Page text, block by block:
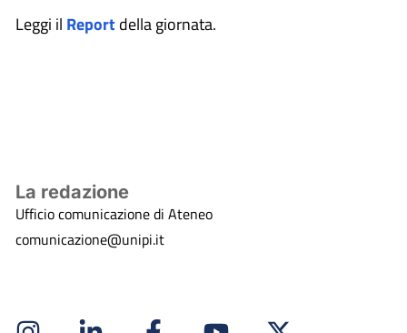
Leggi il Reportdella giornata.
La redazione
Ufficio comunicazione di Ateneo
comunicazione@unipi.it